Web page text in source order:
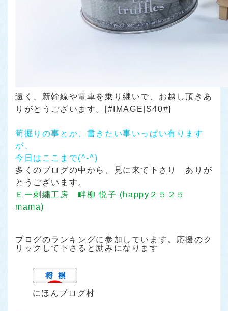
遠く、新幹線や電車を乗り継いで、お越し頂きあ
りがとうございます。[#IMAGE|S40#]
筍掘りの事とか、書きたい事いっぱい有ります
が、
今日はここまで(^-^)
多くのブログの中から、見に来て下さり ありが
とうございます。
Ｅー刺繍工房 畔柳 悦子 (happy２５２５
mama)
ブログのランキングに参加しています。応援のク
リックして下さると励みになります
にほんブログ村